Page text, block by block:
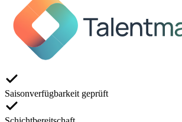
Saisonverfügbarkeit geprüft